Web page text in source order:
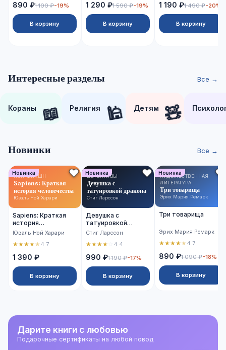
890 ₽1 100 ₽-19%
В корзину
1 290 ₽1 590 ₽-19%
В корзину
1 190 ₽1 490 ₽-20%
В корзину
Интересные разделы Все →
Кораны 📖 Религия 🕌 Детям 🧸
Новинки Все →
Новинка
НОН-ФИКШН
Sapiens: Краткая
история человечества
Юваль Ной Харари
Sapiens: Краткая
история
человечества
Юваль Ной Харари
★★★★★4.7
1 390 ₽
В корзину
Новинка
ДЕТЕКТИВЫ
Девушка с
татуировкой дракона
Стиг Ларссон
Девушка с
татуировкой
дракона
Стиг Ларссон
★★★★ 4.4
990 ₽1 190 ₽-17%
В корзину
Новинка
ХУДОЖЕСТВЕННАЯ
ЛИТЕРАТУРА
Три товарища
Эрих Мария Ремарк
Три товарища
Эрих Мария Ремарк
★★★★★4.7
890 ₽1 090 ₽-18%
В корзину
Дарите книги с любовью
Подарочные сертификаты на любой повод